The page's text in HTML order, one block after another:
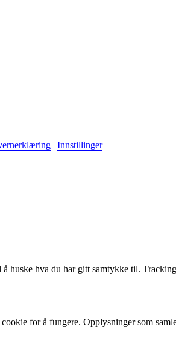
| Innstillinger
huske hva du har gitt samtykke til. Tracking
for å fungere. Opplysninger som